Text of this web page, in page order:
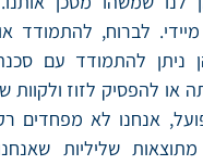
מיידי. לברוח, להתמודד
ניתן להתמודד עם
או להפסיק לזוז ולקוות
אנחנו לא מפחדים
שליליות